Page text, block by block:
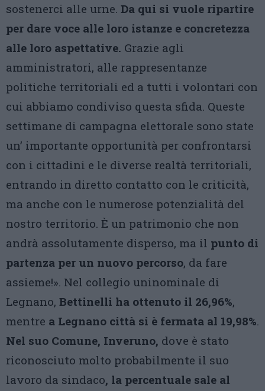
sostenerci alle urne. Da qui si vuole ripartire
per dare voce alle loro istanze e concretezza
alle loro aspettative. Grazie agli
amministratori, alle rappresentanze
politiche territoriali ed a tutti i volontari con
cui abbiamo condiviso questa sfida. Queste
settimane di campagna elettorale sono state
un’ importante opportunità per confrontarsi
con i cittadini e le diverse realtà territoriali,
entrando in diretto contatto con le criticità,
ma anche con le numerose potenzialità del
nostro territorio. È un patrimonio che non
andrà assolutamente disperso, ma il punto di
partenza per un nuovo percorso, da fare
assieme!». Nel collegio uninominale di
Legnano, Bettinelli ha ottenuto il 26,96%,
mentre a Legnano città si è fermata al 19,98%.
Nel suo Comune, Inveruno, dove è stato
riconosciuto molto probabilmente il suo
lavoro da sindaco, la percentuale sale al